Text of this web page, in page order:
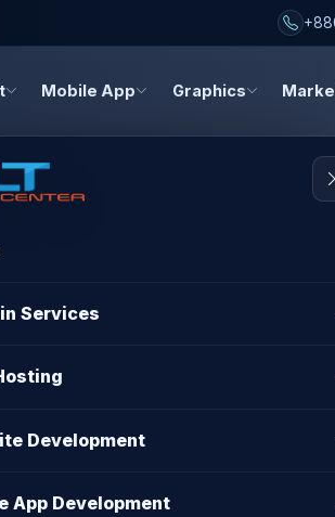
Mobile App Graphics
Services
Development
App Development
BDIX
-